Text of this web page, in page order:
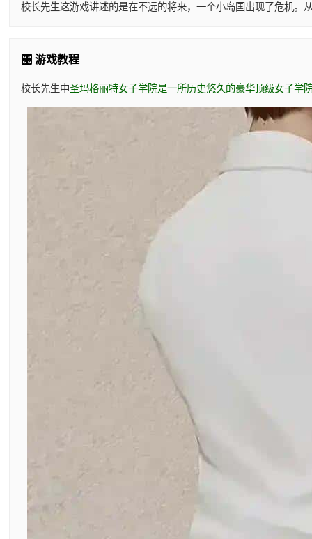
校长先生这游戏讲述的是在不远的将来，一个小岛国出现了危机
🎛️ 游戏教程
校长先生中圣玛格丽特女子学院是一所历史悠久的豪华顶级女子学